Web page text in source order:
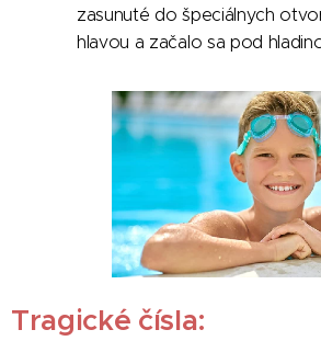
zasunuté do špeciálnych
hlavou a začalo sa pod
Tragické čísla: